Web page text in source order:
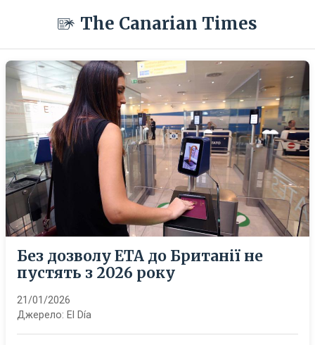
The Canarian Times
Без дозволу ETA до Британії не
пустять з 2026 року
21/01/2026
Джерело: El Día